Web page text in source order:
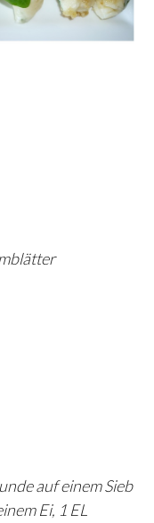
auf einem Sieb
Ei, 1 EL